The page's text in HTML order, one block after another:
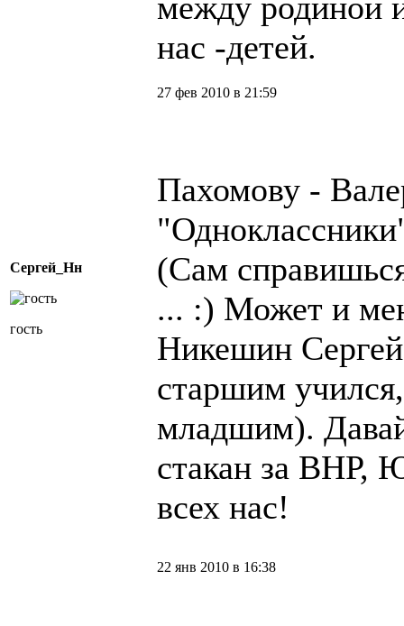
между родиной
нас -детей.
Сергей_Нн
гость
27 фев 2010 в 21:59
Пахомову -
(Сам
... :) Может и
Никешин
старшим
младшим).
стакан за ВНР,
всех нас!
22 янв 2010 в 16:38